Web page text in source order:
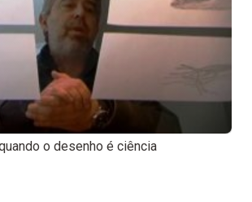
o desenho é ciência